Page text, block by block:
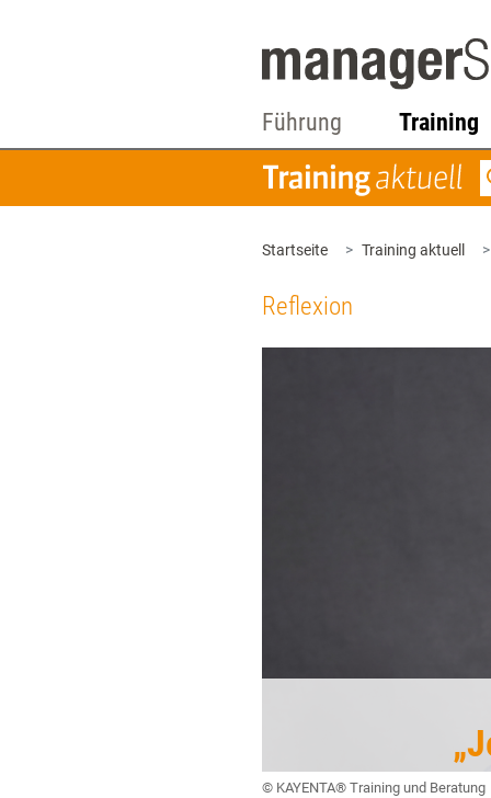
Führung Training
Startseite Training aktuell
Reflexion
© KAYENTA® Training und Beratung